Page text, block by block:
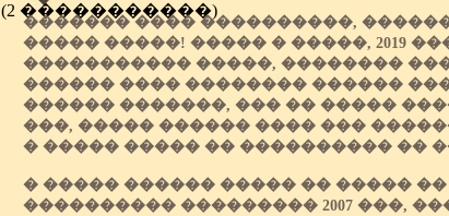
(2 �����������)
������� ���� ����������,
����� �����! ����� � �����, 2019
����������� �����, ��������
������ ���� �������� ������
������ �������, ��� �� �����
���, ����� ������ ���� ���
� ����� ����� �� ���������� ��
� ����� ������ ����� �� ����� ��
���������� ��������� 2007 ���,